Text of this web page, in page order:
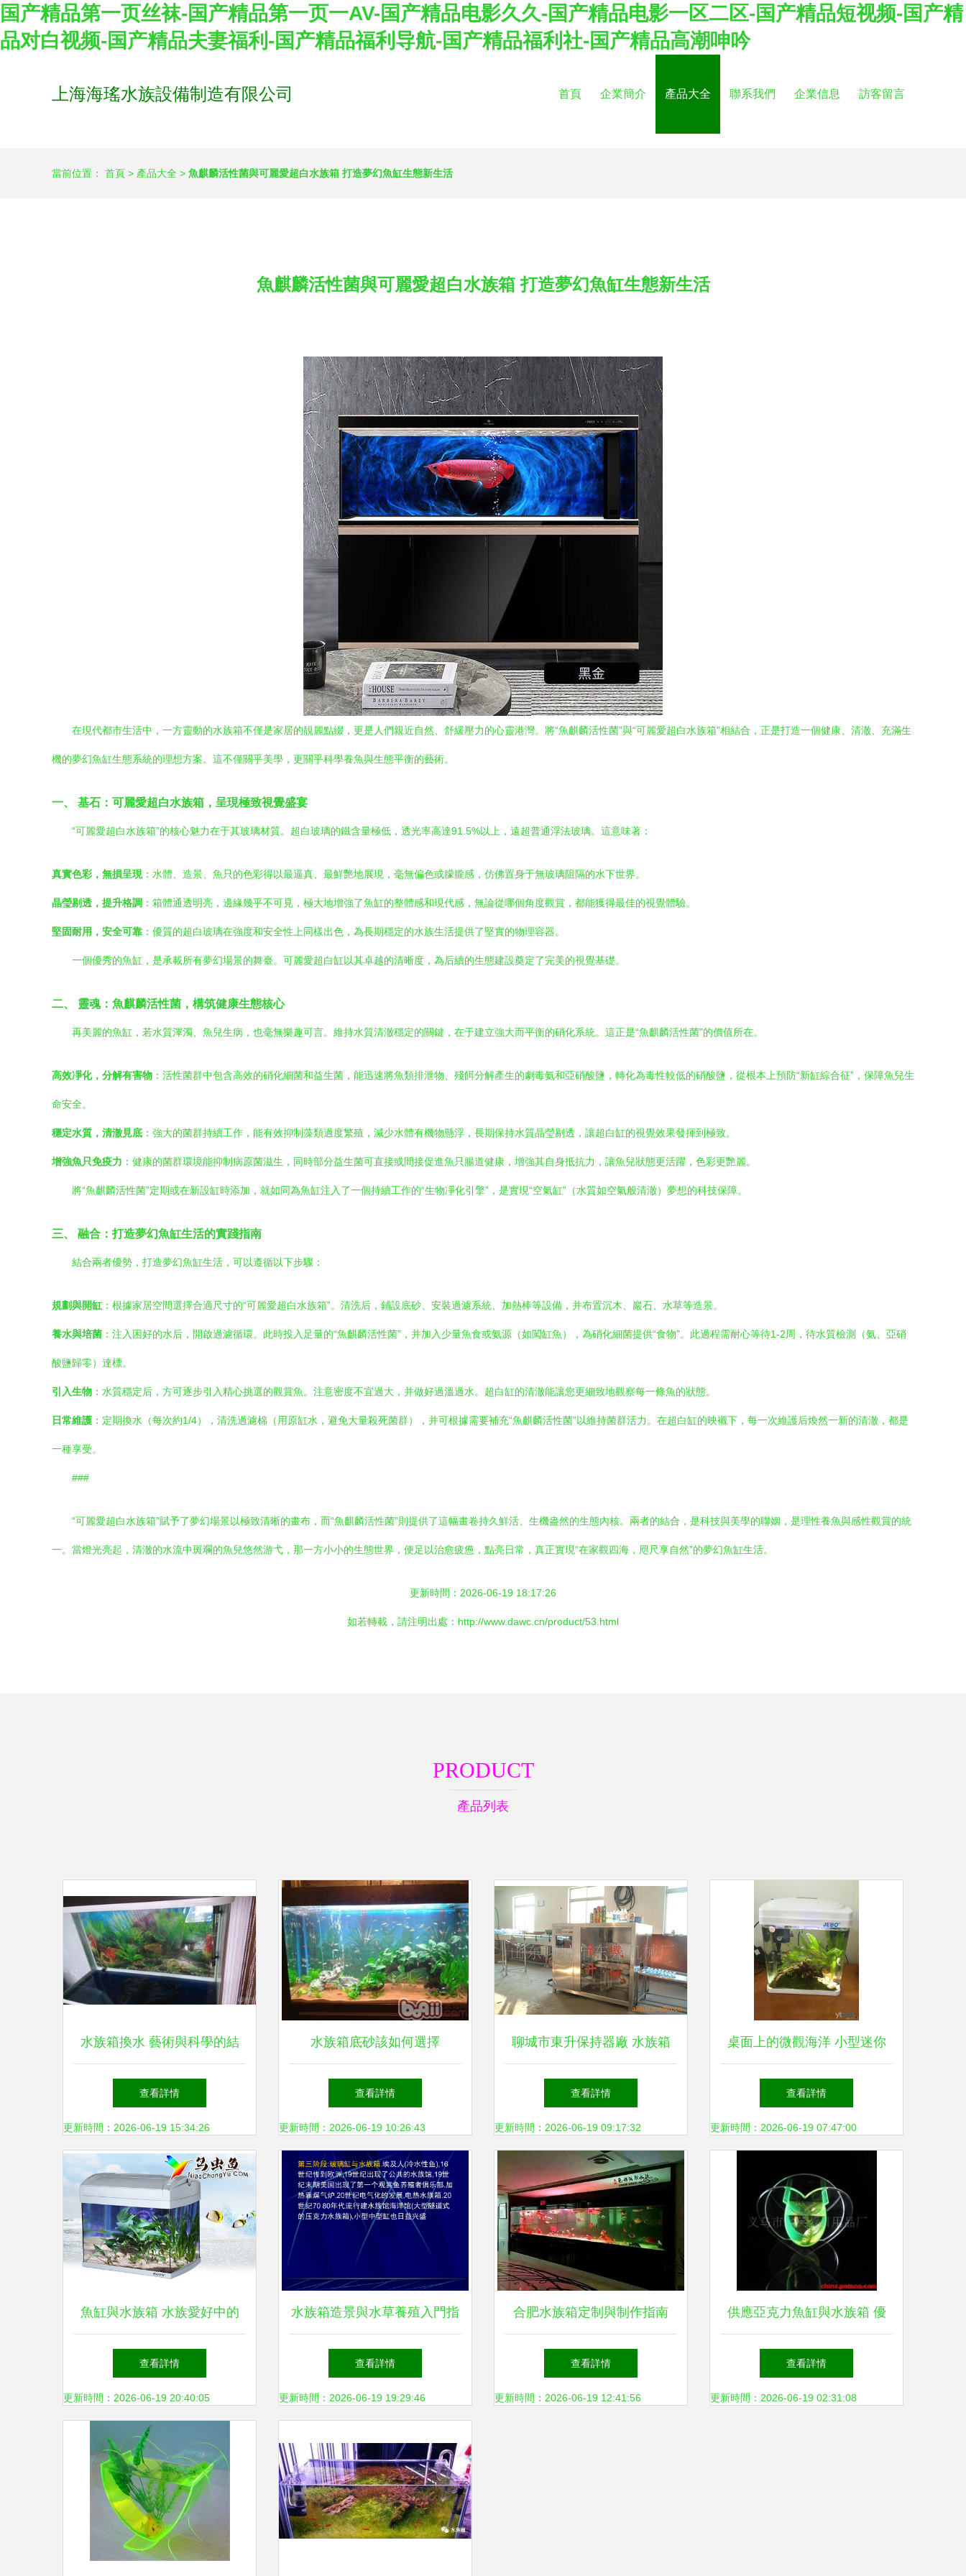
国产精品第一页丝袜-国产精品第一页一AV-国产精品电影久久-国产精品电影一区二区-国产精品短视频-国产精
品对白视频-国产精品夫妻福利-国产精品福利导航-国产精品福利社-国产精品高潮呻吟
上海海瑤水族設備制造有限公司 首頁 企業簡介 產品大全 聯系我們 企業信息 訪客留言
當前位置： 首頁 > 產品大全 > 魚麒麟活性菌與可麗愛超白水族箱 打造夢幻魚缸生態新生活
魚麒麟活性菌與可麗愛超白水族箱 打造夢幻魚缸生態新生活
在現代都市生活中，一方靈動的水族箱不僅是家居的靚麗點綴，更是人們親近自然、舒緩壓力的心靈港灣。將“魚麒麟活性菌”與“可麗愛超白水族箱”相結合，正是打造一個健康、清澈、充滿生
機的夢幻魚缸生態系統的理想方案。這不僅關乎美學，更關乎科學養魚與生態平衡的藝術。
一、 基石：可麗愛超白水族箱，呈現極致視覺盛宴
“可麗愛超白水族箱”的核心魅力在于其玻璃材質。超白玻璃的鐵含量極低，透光率高達91.5%以上，遠超普通浮法玻璃。這意味著：
真實色彩，無損呈現：水體、造景、魚只的色彩得以最逼真、最鮮艷地展現，毫無偏色或朦朧感，仿佛置身于無玻璃阻隔的水下世界。
晶瑩剔透，提升格調 ：箱體通透明亮，邊緣幾乎不可見，極大地增強了魚缸的整體感和現代感，無論從哪個角度觀賞，都能獲得最佳的視覺體驗。
堅固耐用，安全可靠 ：優質的超白玻璃在強度和安全性上同樣出色，為長期穩定的水族生活提供了堅實的物理容器。
一個優秀的魚缸，是承載所有夢幻場景的舞臺。可麗愛超白缸以其卓越的清晰度，為后續的生態建設奠定了完美的視覺基礎。
二、 靈魂：魚麒麟活性菌，構筑健康生態核心
再美麗的魚缸，若水質渾濁、魚兒生病，也毫無樂趣可言。維持水質清澈穩定的關鍵，在于建立強大而平衡的硝化系統。這正是“魚麒麟活性菌”的價值所在。
高效凈化，分解有害物 ：活性菌群中包含高效的硝化細菌和益生菌，能迅速將魚類排泄物、殘餌分解產生的劇毒氨和亞硝酸鹽，轉化為毒性較低的硝酸鹽，從根本上預防“新缸綜合征”，保障魚兒生
命安全。
穩定水質，清澈見底 ：強大的菌群持續工作，能有效抑制藻類過度繁殖，減少水體有機物懸浮，長期保持水質晶瑩剔透，讓超白缸的視覺效果發揮到極致。
增強魚只免疫力 ：健康的菌群環境能抑制病原菌滋生，同時部分益生菌可直接或間接促進魚只腸道健康，增強其自身抵抗力，讓魚兒狀態更活躍，色彩更艷麗。
將“魚麒麟活性菌”定期或在新設缸時添加，就如同為魚缸注入了一個持續工作的“生物凈化引擎”，是實現“空氣缸”（水質如空氣般清澈）夢想的科技保障。
三、 融合：打造夢幻魚缸生活的實踐指南
結合兩者優勢，打造夢幻魚缸生活，可以遵循以下步驟：
規劃與開缸 ：根據家居空間選擇合適尺寸的“可麗愛超白水族箱”。清洗后，鋪設底砂、安裝過濾系統、加熱棒等設備，并布置沉木、巖石、水草等造景。
養水與培菌 ：注入困好的水后，開啟過濾循環。此時投入足量的“魚麒麟活性菌”，并加入少量魚食或氨源（如闖缸魚），為硝化細菌提供“食物”。此過程需耐心等待1-2周，待水質檢測（氨、亞硝
酸鹽歸零）達標。
引入生物 ：水質穩定后，方可逐步引入精心挑選的觀賞魚。注意密度不宜過大，并做好過溫過水。超白缸的清澈能讓您更細致地觀察每一條魚的狀態。
日常維護 ：定期換水（每次約1/4），清洗過濾棉（用原缸水，避免大量殺死菌群），并可根據需要補充“魚麒麟活性菌”以維持菌群活力。在超白缸的映襯下，每一次維護后煥然一新的清澈，都是
一種享受。
###
“可麗愛超白水族箱”賦予了夢幻場景以極致清晰的畫布，而“魚麒麟活性菌”則提供了這幅畫卷持久鮮活、生機盎然的生態內核。兩者的結合，是科技與美學的聯姻，是理性養魚與感性觀賞的統
一。當燈光亮起，清澈的水流中斑斕的魚兒悠然游弋，那一方小小的生態世界，便足以治愈疲憊，點亮日常，真正實現“在家觀四海，咫尺享自然”的夢幻魚缸生活。
更新時間：2026-06-19 18:17:26
如若轉載，請注明出處：http://www.dawc.cn/product/53.html
PRODUCT
產品列表
水族箱換水 藝術與科學的結
合
查看詳情
更新時間：2026-06-19 15:34:26
水族箱底砂該如何選擇
查看詳情
更新時間：2026-06-19 10:26:43
聊城市東升保持器廠 水族箱
貼標機械產品列表與行業解決
方案
查看詳情
更新時間：2026-06-19 09:17:32
桌面上的微觀海洋 小型迷你
LOED生態創意魚缸選購與造
景指南
查看詳情
更新時間：2026-06-19 07:47:00
魚缸與水族箱 水族愛好中的
詩意容器與生態世界
查看詳情
更新時間：2026-06-19 20:40:05
水族箱造景與水草養殖入門指
南
查看詳情
更新時間：2026-06-19 19:29:46
合肥水族箱定制與制作指南
打造專屬水下景觀
查看詳情
更新時間：2026-06-19 12:41:56
供應亞克力魚缸與水族箱 優
勢、選擇與應用指南
查看詳情
更新時間：2026-06-19 02:31:08